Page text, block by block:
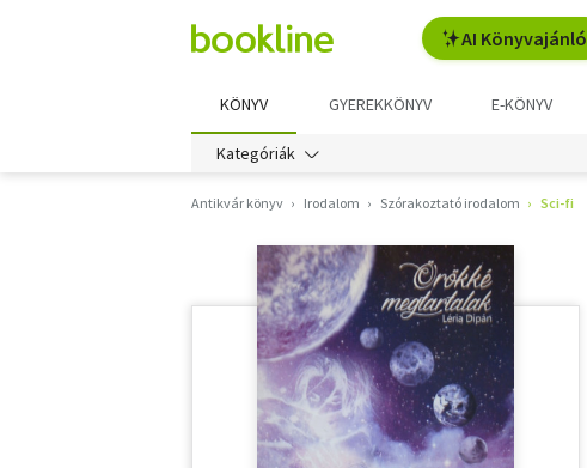
AI Könyvajánló
KÖNYV GYEREKKÖNYV E-KÖNYV
Kategóriák
Antikvár könyv Irodalom Szórakoztató irodalom Sci-fi